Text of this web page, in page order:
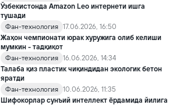
Ўзбекистонда Amazon Leo интернети ишга
тушади
Фан-технология 17.06.2026, 16:50
Жаҳон чемпионати юрак хуружига олиб келиши
мумкин - тадқиқот
Фан-технология 16.06.2026, 14:34
Талаба қиз пластик чиқиндидан экологик бетон
яратди
Фан-технология 10.06.2026, 11:35
Шифокорлар сунъий интеллект ёрдамида йилига